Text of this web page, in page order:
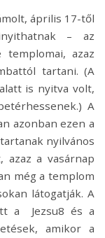
április 17-től
– az
templomai, azaz
tartani. (A
is nyitva volt,
A
azonban ezen a
nyilvános
azaz a vasárnap
még a templom
látogatják. A
a Jezsu8 és a
amikor a